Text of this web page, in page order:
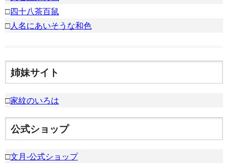
□四十八茶百鼠
□人名にあいそうな和色
姉妹サイト
□家紋のいろは
公式ショップ
□文月-公式ショップ